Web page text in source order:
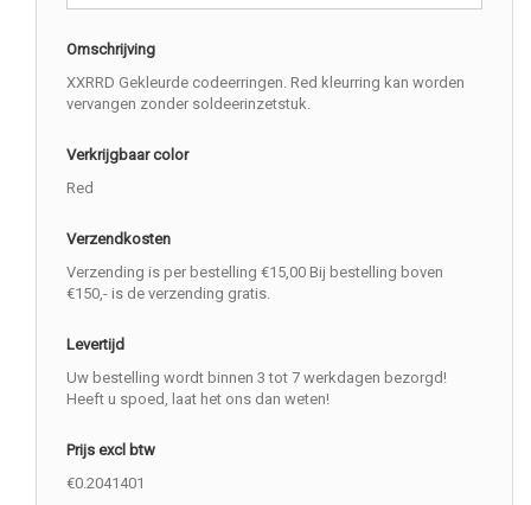
Omschrijving
XXRRD Gekleurde codeerringen. Red kleurring kan worden
vervangen zonder soldeerinzetstuk.
Verkrijgbaar color
Red
Verzendkosten
Verzending is per bestelling €15,00 Bij bestelling boven
€150,- is de verzending gratis.
Levertijd
Uw bestelling wordt binnen 3 tot 7 werkdagen bezorgd!
Heeft u spoed, laat het ons dan weten!
Prijs excl btw
€0.2041401